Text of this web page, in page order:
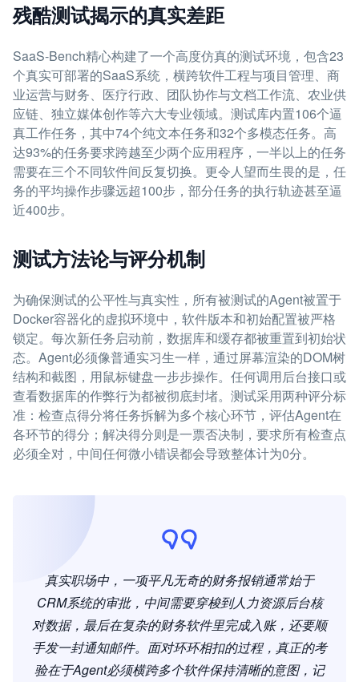
残酷测试揭示的真实差距
SaaS-Bench精心构建了一个高度仿真的测试环境，包含23
个真实可部署的SaaS系统，横跨软件工程与项目管理、商
业运营与财务、医疗行政、团队协作与文档工作流、农业供
应链、独立媒体创作等六大专业领域。测试库内置106个逼
真工作任务，其中74个纯文本任务和32个多模态任务。高
达93%的任务要求跨越至少两个应用程序，一半以上的任务
需要在三个不同软件间反复切换。更令人望而生畏的是，任
务的平均操作步骤远超100步，部分任务的执行轨迹甚至逼
近400步。
测试方法论与评分机制
为确保测试的公平性与真实性，所有被测试的Agent被置于
Docker容器化的虚拟环境中，软件版本和初始配置被严格
锁定。每次新任务启动前，数据库和缓存都被重置到初始状
态。Agent必须像普通实习生一样，通过屏幕渲染的DOM树
结构和截图，用鼠标键盘一步步操作。任何调用后台接口或
查看数据库的作弊行为都被彻底封堵。测试采用两种评分标
准：检查点得分将任务拆解为多个核心环节，评估Agent在
各环节的得分；解决得分则是一票否决制，要求所有检查点
必须全对，中间任何微小错误都会导致整体计为0分。
真实职场中，一项平凡无奇的财务报销通常始于
CRM系统的审批，中间需要穿梭到人力资源后台核
对数据，最后在复杂的财务软件里完成入账，还要顺
手发一封通知邮件。面对环环相扣的过程，真正的考
验在于Agent必须横跨多个软件保持清晰的意图，记